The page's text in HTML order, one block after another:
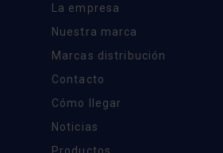
La empresa
Nuestra marca
Marcas distribución
Contacto
Cómo llegar
Noticias
Productos